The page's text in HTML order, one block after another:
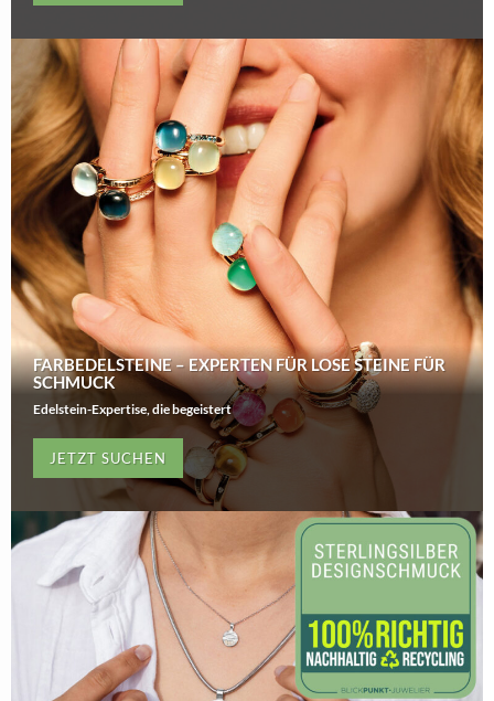
FARBEDELSTEINE – EXPERTEN FÜR LOSE STEINE FÜR
SCHMUCK
Edelstein-Expertise, die begeistert
JETZT SUCHEN